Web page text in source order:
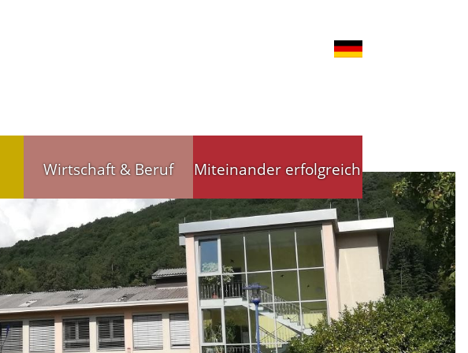
Wirtschaft & Beruf
Handel und Gewerbe
Wirtschaftsförderung
Gewerbetreibende
Miteinander erfolgreich
Stadtleitbild
Stadtleitbild(er)
Arbeitskreise